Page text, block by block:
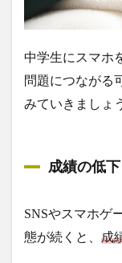
中学生にスマホ
問題につながる
みていきましょ
成績の低下
SNSやスマホゲ
態が続くと、 成